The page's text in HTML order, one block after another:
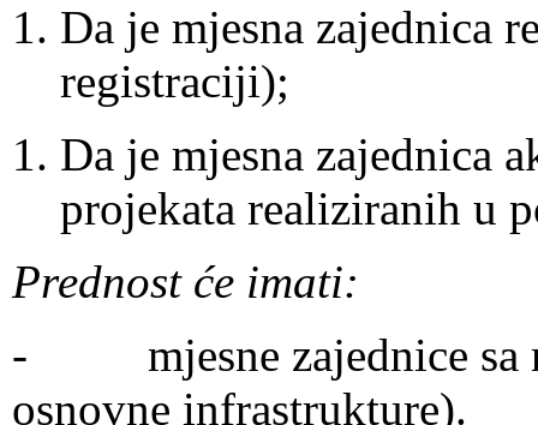
Da je mjesna zajednica
registraciji);
Da je mjesna zajednica
projekata realiziranih u
Prednost će imati:
- mjesne zajednice sa
osnovne infrastrukture).